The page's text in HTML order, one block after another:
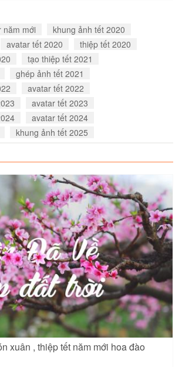
năm mới
khung ảnh tết 2020
avatar tết 2020
thiệp tết 2020
tạo thiệp tết 2021
ghép ảnh tết 2021
avatar tết 2022
avatar tết 2023
avatar tết 2024
khung ảnh tết 2025
xuân , thiệp tết năm mới hoa đào